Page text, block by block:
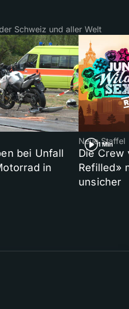
Schweiz und aller Welt
bei Unfall
in
1 Min
Neue Staffel
Die Crew
Refilled»
unsicher